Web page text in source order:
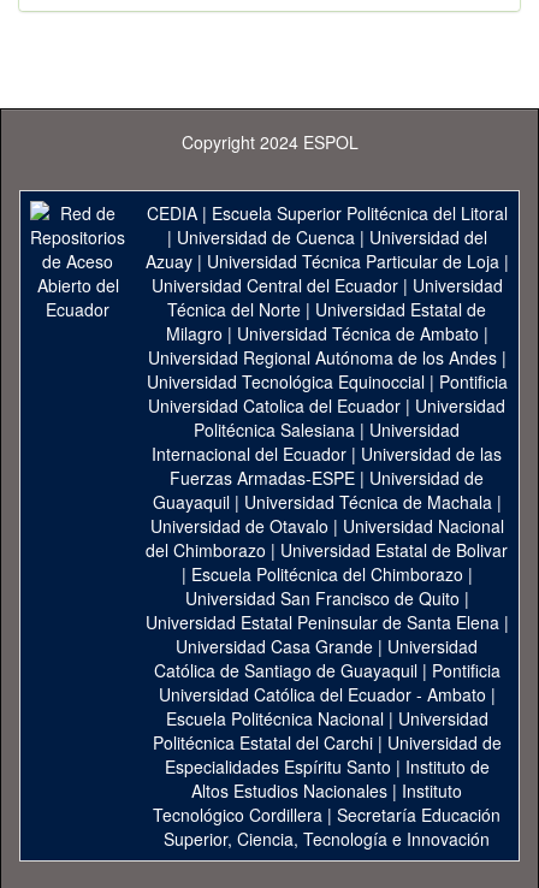
Copyright 2024 ESPOL
CEDIA| Escuela Superior Politécnica del Litoral
| Universidad de Cuenca| Universidad del
Azuay| Universidad Técnica Particular de Loja|
Universidad Central del Ecuador| Universidad
Técnica del Norte | Universidad Estatal de
Milagro | Universidad Técnica de Ambato |
Universidad Regional Autónoma de los Andes|
Universidad Tecnológica Equinoccial| Pontificia
Universidad Catolica del Ecuador | Universidad
Politécnica Salesiana | Universidad
Internacional del Ecuador | Universidad de las
Fuerzas Armadas-ESPE | Universidad de
Guayaquil| Universidad Técnica de Machala|
Universidad de Otavalo | Universidad Nacional
del Chimborazo | Universidad Estatal de Bolivar
| Escuela Politécnica del Chimborazo |
Universidad San Francisco de Quito |
Universidad Estatal Peninsular de Santa Elena|
Universidad Casa Grande | Universidad
Católica de Santiago de Guayaquil| Pontificia
Universidad Católica del Ecuador - Ambato |
Escuela Politécnica Nacional| Universidad
Politécnica Estatal del Carchi| Universidad de
Especialidades Espíritu Santo | Instituto de
Altos Estudios Nacionales | Instituto
Tecnológico Cordillera | Secretaría Educación
Superior, Ciencia, Tecnología e Innovación